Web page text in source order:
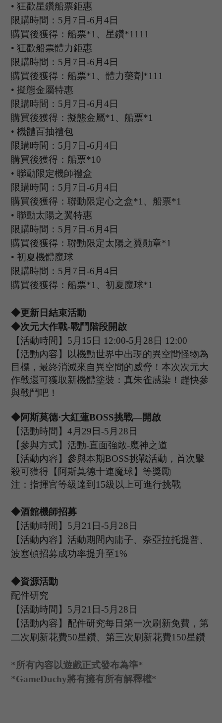
• 狂歡星鑽船票鉅惠
限購時間： 5 月 7日-6 月4日
購買後獲得：船票*1、星鑽*1111
• 狂歡船票體力鉅惠
限購時間： 5 月 7日-6 月4日
購買後獲得：船票*1、體力藥劑*111
• 擬態金屬特惠
限購時間： 5 月 7日-6 月4日
購買後獲得：擬態金屬*1、船票*1
• 機體百抽禮包
限購時間： 5 月 7日-6 月4日
購買後獲得：船票*10
• 聯動限定機師禮盒
限購時間： 5 月 7日-6 月4日
購買後獲得：聯動限定心之盒*1、船票*1
• 聯動太陽之翼特惠
限購時間： 5 月 7日-6 月4日
購買後獲得：聯動限定太陽之翼勛章*1
• 初夏機體魔球
限購時間： 5 月 7日-6 月4日
購買後獲得：船票*1、初夏魔球*1
◆更新日結束活動
◆次元大作戰-戰鬥階段開啟
【活動時間】 5 月 15日 12:00-5 月 28日 12:00
【活動內容】以機動世界中出現的異空間怪物為
目標，最終消滅來自異空間的威脅！本次次元大
作戰還可獲取新機體塗裝：真朱雀感染 ！趕快參
與戰鬥吧！
◆阿斯莫德·大紅蓮BOSS挑戰—開啟
【活動時間】4 月 29日-5 月 28日
【參與方式】 活動-直面強敵-魔神之道
【活動內容】參與本期BOSS挑戰活動，首次擊
殺可獲得【阿斯莫德十連魔球】等獎勵
注：指揮官等級達到 15級以上可進行挑戰
◆酒館機師招募
【活動時間】 5 月 21 日-5 月 28日
【活動內容】活動期間內庸子、奈亞拉托提普、
波塞頓招募成功率提升至1%
◆資源活動
配件研究
【活動時間】 5 月 21 日-5 月 28日
【活動內容】配件研究每日第一次刷新免費，第
二次刷新花費50星鑽、第三次刷新花費150星鑽
*所有內容以遊戲正式發布為準*
*GameDuchy將有擁有所有解釋權*